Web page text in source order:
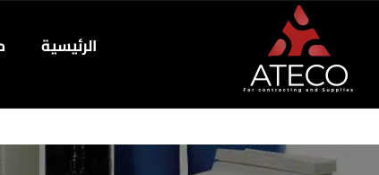
الرئيسية